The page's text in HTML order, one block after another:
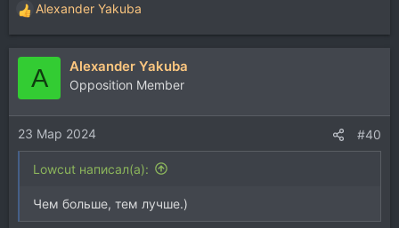
Р
е
а
и
и
:
Alexander Yakuba
A Alexander Yakuba
Opposition Member
23 Мар 2024 #40
Lowcut написал(а):
Чем больше, тем лучше.)